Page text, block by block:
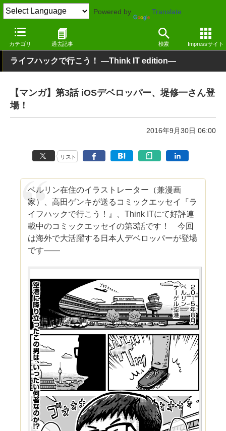
Powered by Translate
カテゴリ 過去記事 検索 Impressサイト
窓の杜 その他の話題
ライフハックで行こう！ ―Think IT edition―
【マンガ】第3話 iOSデベロッパー、堤修一さん登
場！
2016年9月30日 06:00
リスト
ベルリン在住のイラストレーター（兼漫画
家）、高田ゲンキが送るコミックエッセイ『ラ
イフハックで行こう！』、Think ITにて好評連
載中のコミックエッセイの第3話です！ 今回
は海外で大活躍する日本人デベロッパーが登場
です――